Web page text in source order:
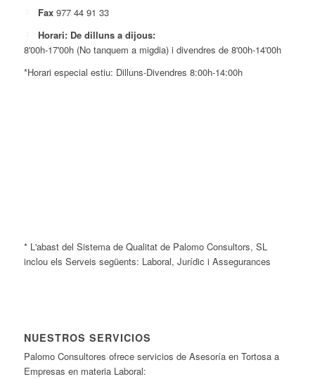
Fax 977 44 91 33
Horari: De dilluns a dijous:
8'00h-17'00h (No tanquem a migdia) i divendres de 8'00h-14'00h
*Horari especial estiu: Dilluns-Divendres 8:00h-14:00h
* L'abast del Sistema de Qualitat de Palomo Consultors, SL
inclou els Serveis següents: Laboral, Jurídic i Assegurances
NUESTROS SERVICIOS
Palomo Consultores ofrece servicios de Asesoría en Tortosa a
Empresas en materia Laboral: